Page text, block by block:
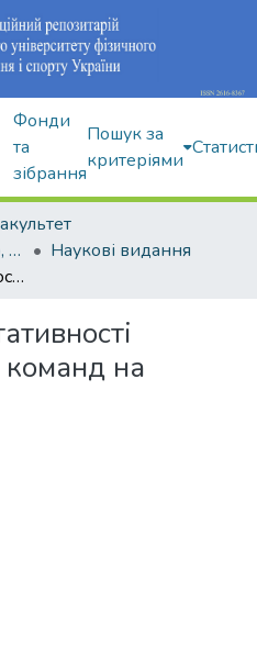
Фонди
та
зібрання
Пошук за
критеріями
Кафедра професійного, неолімпійського та адаптивного спорту
Наукові видання
Фактори результативності виступів збірних команд на Всесвітніх іграх
команд на